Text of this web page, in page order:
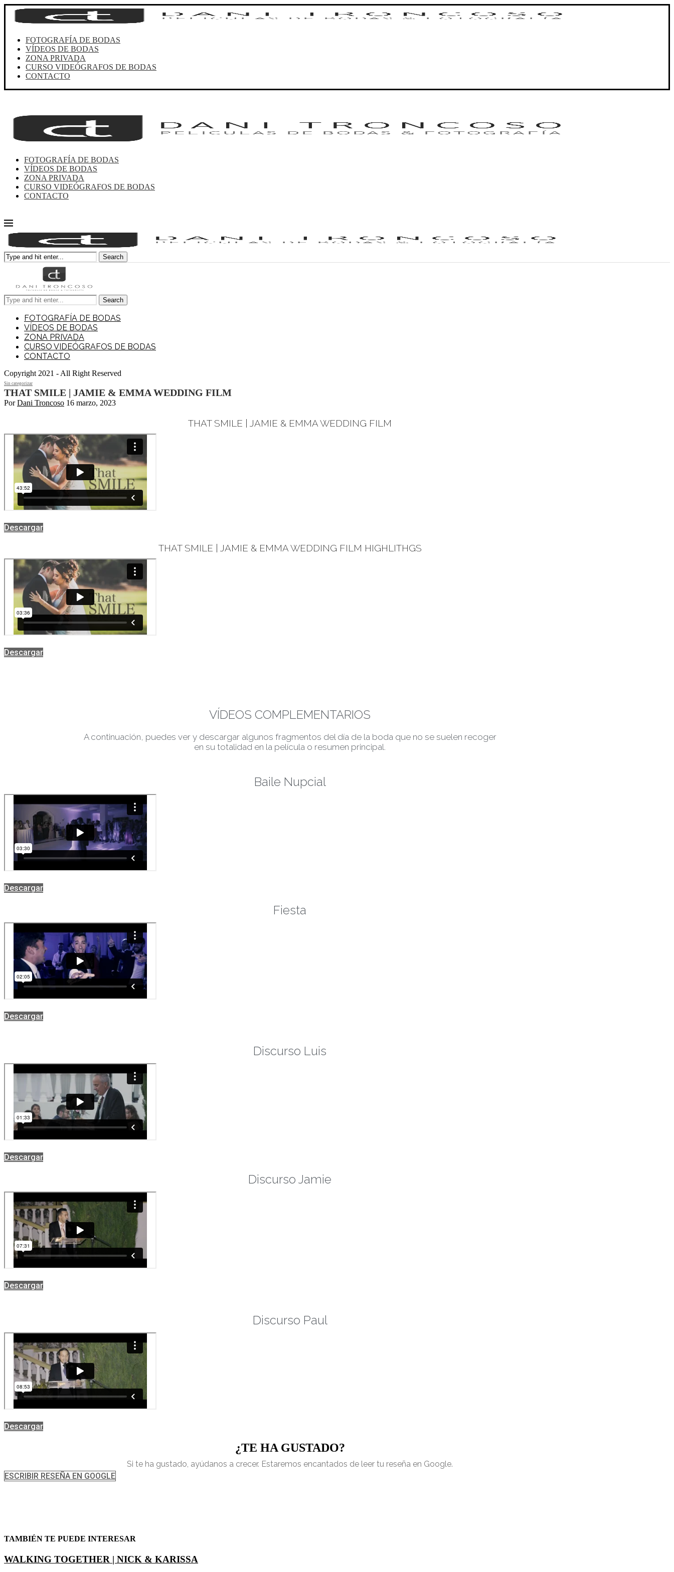
FOTOGRAFÍA DE BODAS
VÍDEOS DE BODAS
ZONA PRIVADA
CURSO VIDEÓGRAFOS DE BODAS
CONTACTO
FOTOGRAFÍA DE BODAS
VÍDEOS DE BODAS
ZONA PRIVADA
CURSO VIDEÓGRAFOS DE BODAS
CONTACTO
Search
Search
FOTOGRAFÍA DE BODAS
VÍDEOS DE BODAS
ZONA PRIVADA
CURSO VIDEÓGRAFOS DE BODAS
CONTACTO
Copyright 2021 - All Right Reserved
Sin categorizar
THAT SMILE | JAMIE & EMMA WEDDING FILM
PorDani Troncoso 16 marzo, 2023
THAT SMILE | JAMIE & EMMA WEDDING FILM
Descargar
THAT SMILE | JAMIE & EMMA WEDDING FILM HIGHLITHGS
Descargar
VÍDEOS COMPLEMENTARIOS
A continuación, puedes ver y descargar algunos fragmentos del día de la boda que no se suelen recoger
en su totalidad en la película o resumen principal.
Baile Nupcial
Descargar
Fiesta
Descargar
Discurso Luis
Descargar
Discurso Jamie
Descargar
Discurso Paul
Descargar
¿TE HA GUSTADO?
Si te ha gustado, ayúdanos a crecer. Estaremos encantados de leer tu reseña en Google.
ESCRIBIR RESEÑA EN GOOGLE
TAMBIÉN TE PUEDE INTERESAR
WALKING TOGETHER | NICK & KARISSA